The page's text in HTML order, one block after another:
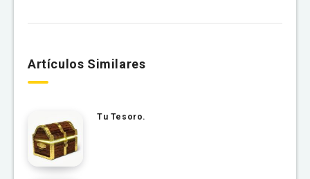
Artículos Similares
Tu Tesoro.